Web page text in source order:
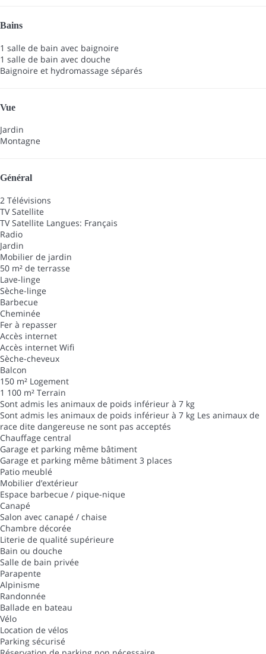
Bains
1 salle de bain avec baignoire
1 salle de bain avec douche
Baignoire et hydromassage séparés
Vue
Jardin
Montagne
Général
2 Télévisions
TV Satellite
TV Satellite Langues: Français
Radio
Jardin
Mobilier de jardin
50 m² de terrasse
Lave-linge
Sèche-linge
Barbecue
Cheminée
Fer à repasser
Accès internet
Accès internet Wifi
Sèche-cheveux
Balcon
150 m² Logement
1 100 m² Terrain
Sont admis les animaux de poids inférieur à 7 kg
Sont admis les animaux de poids inférieur à 7 kg Les animaux de
race dite dangereuse ne sont pas acceptés
Chauffage central
Garage et parking même bâtiment
Garage et parking même bâtiment 3 places
Patio meublé
Mobilier d’extérieur
Espace barbecue / pique-nique
Canapé
Salon avec canapé / chaise
Chambre décorée
Literie de qualité supérieure
Bain ou douche
Salle de bain privée
Parapente
Alpinisme
Randonnée
Ballade en bateau
Vélo
Location de vélos
Parking sécurisé